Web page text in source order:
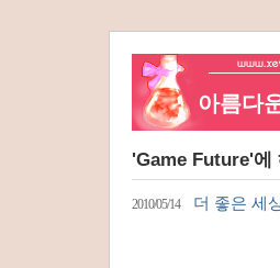
아름다
'Game Future'에
2010/05/14 더 좋은 세